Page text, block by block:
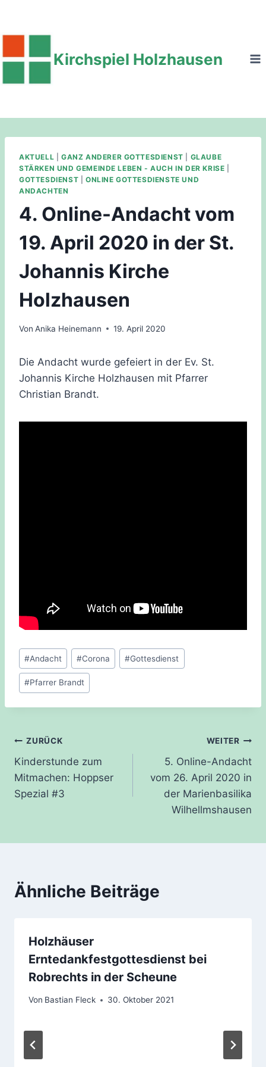
springen
Kirchspiel Holzhausen
AKTUELL GANZ ANDERER GOTTESDIENST
GLAUBE
STÄRKEN UND GEMEINDE LEBEN - AUCH IN DER KRISE
GOTTESDIENST
ONLINE GOTTESDIENSTE UND
ANDACHTEN
4. Online-Andacht vom
19. April 2020 in der St.
Johannis Kirche
Holzhausen
Von Anika Heinemann 19. April 2020
Die Andacht wurde gefeiert in der Ev. St.
Johannis Kirche Holzhausen mit Pfarrer
Christian Brandt.
Schlagworte:
#Andacht #Corona #Gottesdienst
#Pfarrer Brandt
Beitragsnavigation
ZURÜCK
Kinderstunde zum
Mitmachen: Hoppser
Spezial #3
WEITER
5. Online-Andacht
vom 26. April 2020 in
der Marienbasilika
Wilhellmshausen
Ähnliche Beiträge
Holzhäuser
Erntedankfestgottesdienst bei
Robrechts in der Scheune
Von Bastian Fleck 30. Oktober 2021